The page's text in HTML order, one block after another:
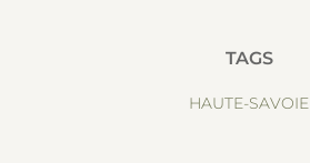
TAGS
HAUTE-SAVOIE